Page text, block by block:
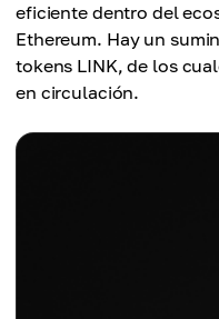
eficiente dentro del
Ethereum. Hay un
tokens LINK, de los
en circulación.